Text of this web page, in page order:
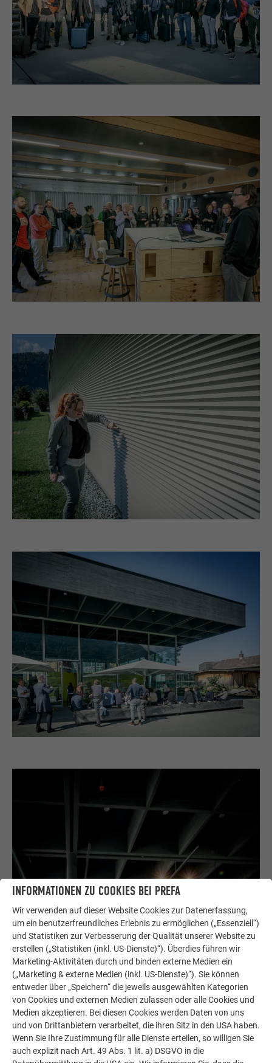
INFORMATIONEN ZU COOKIES BEI PREFA
Wir verwenden auf dieser Website Cookies zur Datenerfassung,
um ein benutzerfreundliches Erlebnis zu ermöglichen („Essenziell“)
und Statistiken zur Verbesserung der Qualität unserer Website zu
erstellen („Statistiken (inkl. US-Dienste)“). Überdies führen wir
Marketing-Aktivitäten durch und binden externe Medien ein
(„Marketing & externe Medien (inkl. US-Dienste)“). Sie können
entweder über „Speichern“ die jeweils ausgewählten Kategorien
von Cookies und externen Medien zulassen oder alle Cookies und
Medien akzeptieren. Bei diesen Cookies werden Daten von uns
und von Drittanbietern verarbeitet, die ihren Sitz in den USA haben.
Wenn Sie Ihre Zustimmung für alle Dienste erteilen, so willigen Sie
auch explizit nach Art. 49 Abs. 1 lit. a) DSGVO in die